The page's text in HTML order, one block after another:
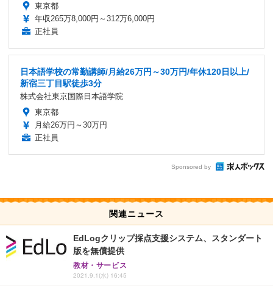
東京都
年収265万8,000円～312万6,000円
正社員
日本語学校の常勤講師/月給26万円～30万円/年休120日以上/
新宿三丁目駅徒歩3分
株式会社東京国際日本語学院
東京都
月給26万円～30万円
正社員
Sponsored by
関連ニュース
EdLogクリップ採点支援システム、スタンダート
版を無償提供
教材・サービス
2021.9.1(水) 16:45